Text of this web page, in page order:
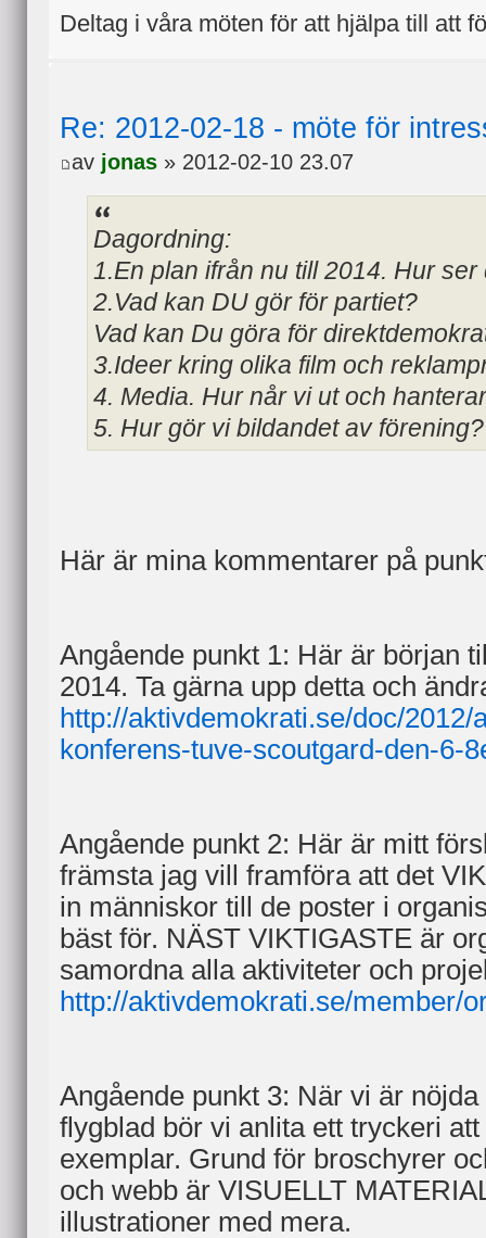
Deltag i våra möten för att hjälpa till att
Re: 2012-02-18 - möte för
av jonas » 2012-02-10 23.07
Dagordning:
1.En plan ifrån nu till 2014. Hur ser
2.Vad kan DU gör för partiet?
Vad kan Du göra för
3.Ideer kring olika film och
4. Media. Hur når vi ut och
5. Hur gör vi bildandet av
Här är mina kommentarer på
Angående punkt 1: Här är början
2014. Ta gärna upp detta och
http://aktivdemokrati.se/doc/
konferens-tuve-scoutgard-den-6-
Angående punkt 2: Här är mitt
främsta jag vill framföra att det
in människor till de poster i
bäst för. NÄST VIKTIGASTE är
samordna alla aktiviteter och
http://aktivdemokrati.se/member/
Angående punkt 3: När vi är
flygblad bör vi anlita ett tryckeri
exemplar. Grund för broschyrer
och webb är VISUELLT
illustrationer med mera.